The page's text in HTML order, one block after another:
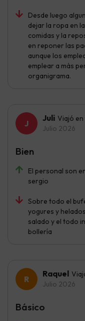
Desde luego
dejar la ropa en
comidas y la
en reponer las
aunque los
emplear a más
organigrama.
Juli Viajó en
Julio 2026
El personal son
sergio
Sobre todo el
yogures y
salado y el todo
bollería
Bien
Raquel
Julio 2026
Básico